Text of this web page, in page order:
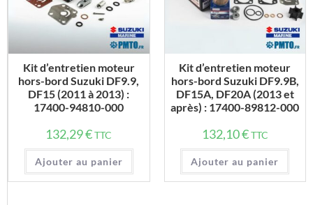
Kit d’entretien moteur
hors-bord Suzuki DF9.9,
DF15 (2011 à 2013) :
17400-94810-000
132,29€TTC
Ajouter au panier
Kit d’entretien moteur
hors-bord Suzuki DF9.9B,
DF15A, DF20A (2013 et
après) : 17400-89812-000
132,10€TTC
Ajouter au panier